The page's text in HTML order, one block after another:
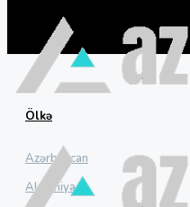
Ölkə
Azərbaycan
Almaniya